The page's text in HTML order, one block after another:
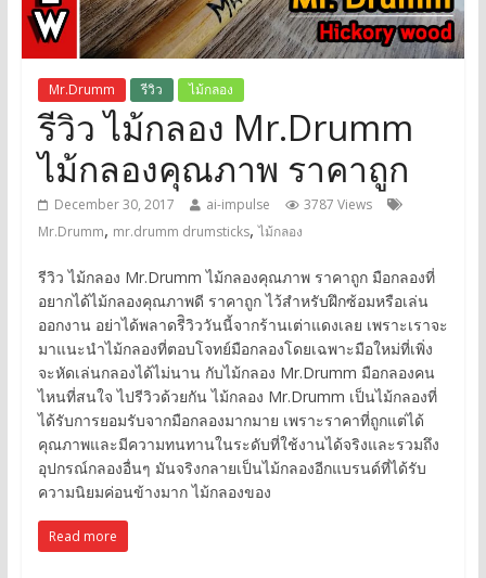
Mr.Drumm รีวิว ไม้กลอง
รีวิว ไม้กลอง Mr.Drumm
ไม้กลองคุณภาพ ราคาถูก
December 30, 2017 ai-impulse
3787 Views
Mr.Drumm, mr.drumm drumsticks,ไม้กลอง
รีวิว ไม้กลอง Mr.Drumm ไม้กลองคุณภาพ ราคาถูก มือกลองที่
อยากได้ไม้กลองคุณภาพดี ราคาถูก ไว้สำหรับฝึกซ้อมหรือเล่น
ออกงาน อย่าได้พลาดรีิวิววันนี้จากร้านเต่าแดงเลย เพราะเราจะ
มาแนะนำไม้กลองที่ตอบโจทย์มือกลองโดยเฉพาะมือใหม่ที่เพิ่ง
จะหัดเล่นกลองได้ไม่นาน กับไม้กลอง Mr.Drumm มือกลองคน
ไหนที่สนใจ ไปรีวิวด้วยกัน ไม้กลอง Mr.Drumm เป็นไม้กลองที่
ได้รับการยอมรับจากมือกลองมากมาย เพราะราคาที่ถูกแต่ได้
คุณภาพและมีความทนทานในระดับที่ใช้งานได้จริงและรวมถึง
อุปกรณ์กลองอื่นๆ มันจริงกลายเป็นไม้กลองอีกแบรนด์ที่ได้รับ
ความนิยมค่อนข้างมาก ไม้กลองของ
Read more